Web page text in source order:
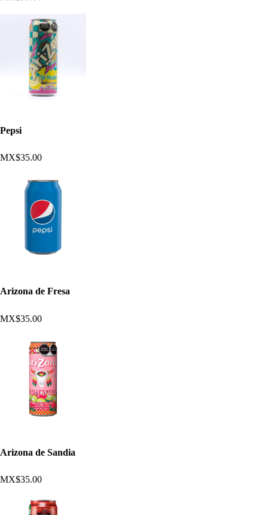
Pepsi
MX$35.00
Arizona de Fresa
MX$35.00
Arizona de Sandia
MX$35.00